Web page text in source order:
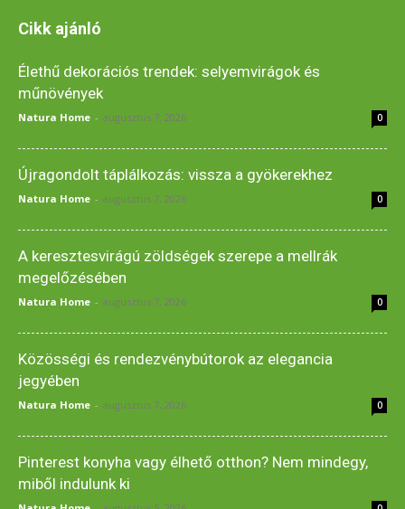
Cikk ajánló
Élethű dekorációs trendek: selyemvirágok és
műnövények
Natura Home - augusztus 7, 2026 0
Újragondolt táplálkozás: vissza a gyökerekhez
Natura Home - augusztus 7, 2026 0
A keresztesvirágú zöldségek szerepe a mellrák
megelőzésében
Natura Home - augusztus 7, 2026 0
Közösségi és rendezvénybútorok az elegancia
jegyében
Natura Home - augusztus 7, 2026 0
Pinterest konyha vagy élhető otthon? Nem mindegy,
miből indulunk ki